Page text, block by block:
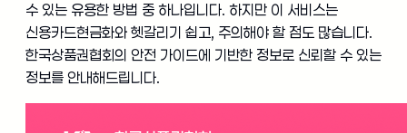
수 있는 유용한 방법 중 하나입니다. 하지만 이 서비스는
신용카드현금화와 헷갈리기 쉽고, 주의해야 할 점도 많습니다.
한국상품권협회의 안전 가이드에 기반한 정보로 신뢰할 수 있는
정보를 안내해드립니다.